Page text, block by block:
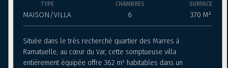
TYPE
MAISON/VILLA
CHAMBRES
6
SURFACE
370 M²
Située dans le très recherché quartier des Marres à
Ramatuelle, au cœur du Var, cette somptueuse villa
entièrement équipée offre 362 m² habitables dans un